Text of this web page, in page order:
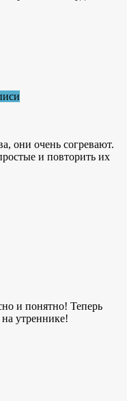
они очень согревают.
и повторить их
и понятно! Теперь
утреннике!